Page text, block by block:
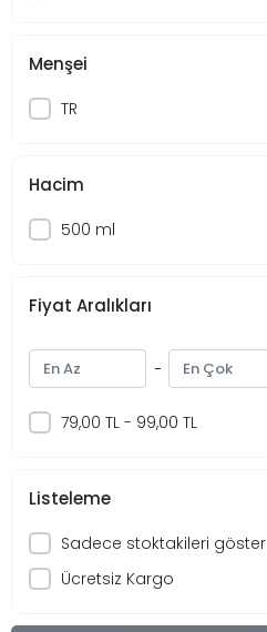
Beybi
Biscolata
Bizbize
bizim mutfak
Blendax
BY ACT
CAMSİL
Çaykur
Menşei
TR
Hacim
500 ml
Fiyat Aralıkları
-
79,00 TL - 99,00 TL
Listeleme
Sadece stoktakileri göster
Ücretsiz Kargo